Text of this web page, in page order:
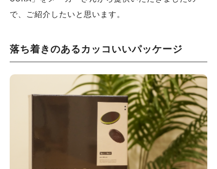
で、ご紹介したいと思います。
落ち着きのあるカッコいいパッケージ